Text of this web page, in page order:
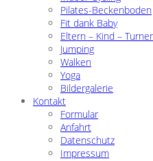
Pilates-Beckenboden
Fit dank Baby
Eltern – Kind –
Jumping
Walken
Yoga
Bildergalerie
Kontakt
Formular
Anfahrt
Datenschutz
Impressum